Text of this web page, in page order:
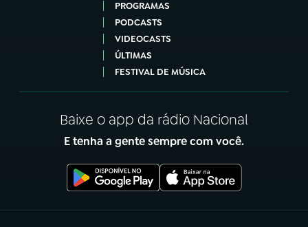
PROGRAMAS
PODCASTS
VIDEOCASTS
ÚLTIMAS
FESTIVAL DE MÚSICA
Baixe o app da rádio Nacional
E tenha a gente sempre com você.